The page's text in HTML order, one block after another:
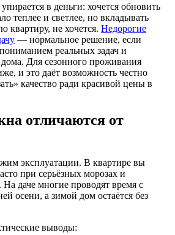
в деньги: хочется обновить
теплее и светлее, но вкладывать
квартиру, не хочется. Недорогие
— нормальное решение, если
реальных задач и
дома. Для сезонного проживания
и это даёт возможность честно
качество ради красивой цены в
отличаются от
эксплуатации. В квартире вы
при серьёзных морозах и
На даче многие проводят время с
осени, а зимой дом остаётся без
выводы: